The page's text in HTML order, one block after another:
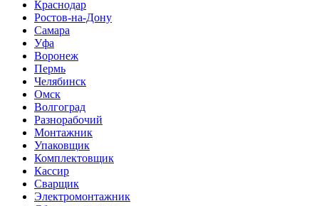
Краснодар
Ростов-на-Дону
Самара
Уфа
Воронеж
Пермь
Челябинск
Омск
Волгоград
Разнорабочий
Монтажник
Упаковщик
Комплектовщик
Кассир
Сварщик
Электромонтажник